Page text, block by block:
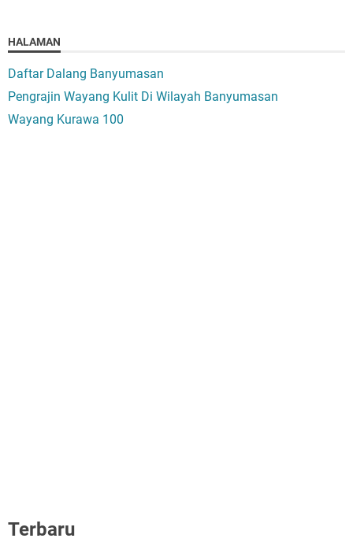
HALAMAN
Daftar Dalang Banyumasan
Pengrajin Wayang Kulit Di Wilayah Banyumasan
Wayang Kurawa 100
Terbaru